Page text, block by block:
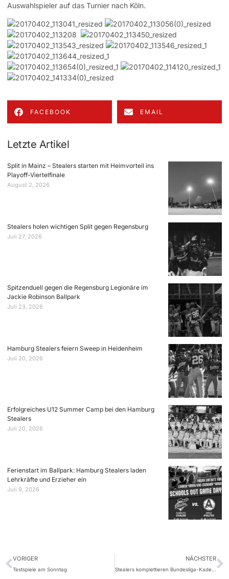
Auswahlspieler auf das Turnier nach Köln.
FACEBOOK EMAIL
Letzte Artikel
Split in Mainz – Stealers starten mit Heimvorteil ins
Playoff-Viertelfinale
August 2, 2026
Stealers holen wichtigen Split gegen Regensburg
Juli 27, 2026
Spitzenduell gegen die Regensburg Legionäre im
Jackie Robinson Ballpark
Juli 23, 2026
Hamburg Stealers feiern Sweep in Heidenheim
Juli 20, 2026
Erfolgreiches U12 Summer Camp bei den Hamburg
Stealers
Juli 20, 2026
Ferienstart im Ballpark: Hamburg Stealers laden
Lehrkräfte und Erzieher ein
Juli 9, 2026
VORIGER
Testspiele am Sonntag
NÄCHSTER
Stealers komplettieren Bundesliga-Kader mit Jordan Edmonds und Jonas Kuklan